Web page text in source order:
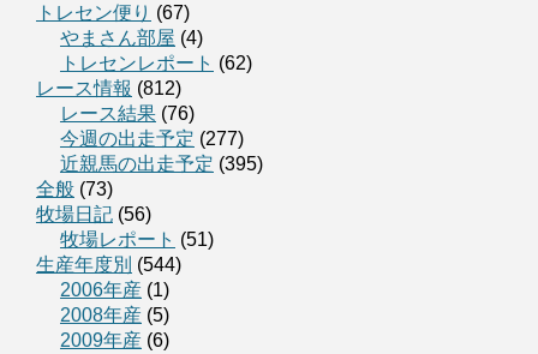
トレセン便り (67)
やまさん部屋 (4)
トレセンレポート (62)
レース情報 (812)
レース結果 (76)
今週の出走予定 (277)
近親馬の出走予定 (395)
全般 (73)
牧場日記 (56)
牧場レポート (51)
生産年度別 (544)
2006年産 (1)
2008年産 (5)
2009年産 (6)